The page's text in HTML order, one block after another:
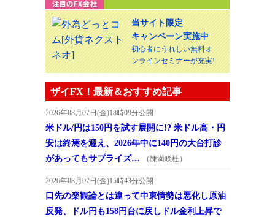
当サイト限定
キャンペーン実施中
初心者にうれしい無料オ
ンラインセミナーが充実!
ザイFX！最新＆おすすめ記事
2026年08月07日(金)18時09分公開
米ドル/円は150円を試す展開に!? 米ドル高・円
安は終焉を迎え、2026年中に140円の大台打診
があってもサプライズ…
（陳満咲杜）
2026年08月07日(金)15時43分公開
口先の楽観論とは違って中東情勢は悪化し原油
反発、ドル円も158円台に戻しドル金利上昇で